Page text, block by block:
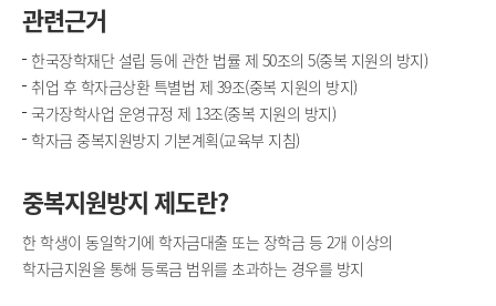
관련근거
한국장학재단 설립 등에 관한 법률 제 50조의 5(중복 지원의 방지)
취업 후 학자금상환 특별법 제 39조(중복 지원의 방지)
국가장학사업 운영규정 제 13조(중복 지원의 방지)
학자금 중복지원방지 기본계획(교육부 지침)
중복지원방지 제도란?
한 학생이 동일학기에 학자금대출 또는 장학금 등 2개 이상의
학자금지원을 통해 등록금 범위를 초과하는 경우를 방지